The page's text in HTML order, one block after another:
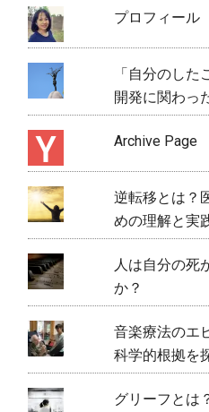
プロフィール
「自分のし
開発に関わっ
Archive Page
逆転移とは？
めの理解と実
人は自分の死
か？
音楽療法のエ
科学的根拠を
グリーフとは